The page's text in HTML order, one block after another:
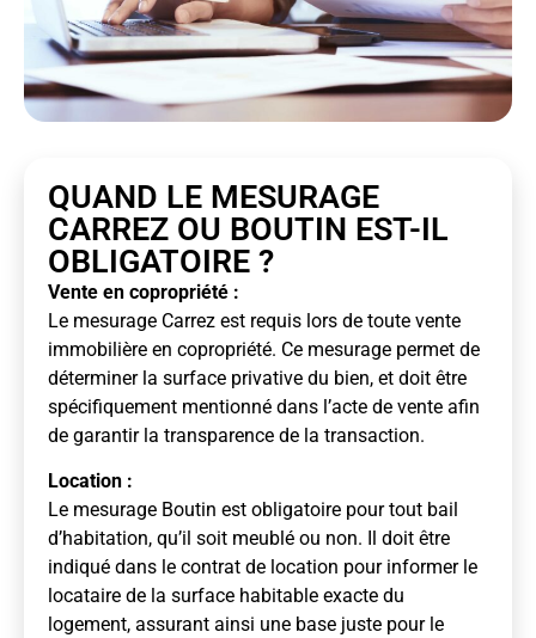
QUAND LE MESURAGE
CARREZ OU BOUTIN EST-IL
OBLIGATOIRE ?
Vente en copropriété :
Le mesurage Carrez est requis lors de toute vente
immobilière en copropriété. Ce mesurage permet de
déterminer la surface privative du bien, et doit être
spécifiquement mentionné dans l’acte de vente afin
de garantir la transparence de la transaction.
Location :
Le mesurage Boutin est obligatoire pour tout bail
d’habitation, qu’il soit meublé ou non. Il doit être
indiqué dans le contrat de location pour informer le
locataire de la surface habitable exacte du
logement, assurant ainsi une base juste pour le